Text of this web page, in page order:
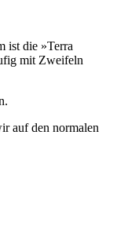
ist die »Terra
mit Zweifeln
auf den normalen